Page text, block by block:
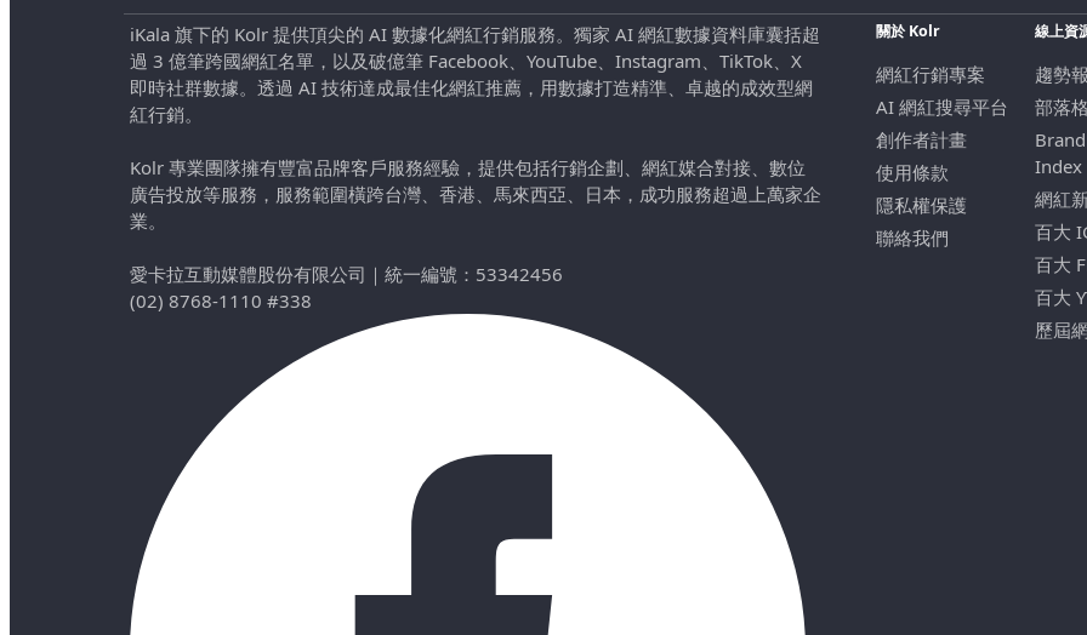
iKala 旗下的 Kolr 提供頂尖的 AI 數據化網紅行銷服務。獨家 AI 網紅數據資料庫囊括超
過 3 億筆跨國網紅名單，以及破億筆 Facebook、YouTube、Instagram、TikTok、X
即時社群數據。透過 AI 技術達成最佳化網紅推薦，用數據打造精準、卓越的成效型網
紅行銷。
Kolr 專業團隊擁有豐富品牌客戶服務經驗，提供包括行銷企劃、網紅媒合對接、數位
廣告投放等服務，服務範圍橫跨台灣、香港、馬來西亞、日本，成功服務超過上萬家企
業。
愛卡拉互動媒體股份有限公司 ｜ 統一編號：53342456
(02) 8768-1110 #338
關於 Kolr
網紅行銷專案
AI 網紅搜尋平台
創作者計畫
使用條款
隱私權保護
聯絡我們
線上資
趨勢
部落格
Index
網紅
百大
百大
百大
歷屆